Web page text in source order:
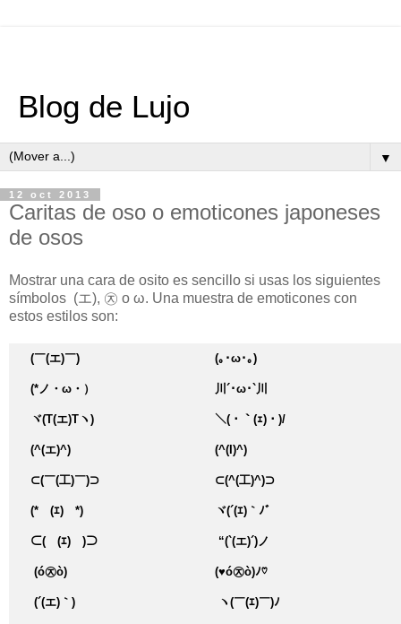
Blog de Lujo
▼
12 oct 2013
Caritas de oso o emoticones japoneses
de osos
Mostrar una cara de osito es sencillo si usas los siguientes
símbolos (エ), ㉨ o ω. Una muestra de emoticones con
estos estilos son:
(￣(エ)￣) (｡･ω･｡)
(*ノ・ω・） 川´･ω･`川
ヾ(T(エ)Tヽ) ＼(・｀(ｪ)・)/
(^(エ)^) (^(I)^)
⊂(￣(工)￣)⊃ ⊂(^(工)^)⊃
(*￣(ｴ)￣*) ヾ(´(ｴ)｀ﾉﾞ
⊂(￣(ｴ)￣)⊃ “(`(エ)´)ノ
(ó㉨ò) (♥ó㉨ò)ﾉ♡
(´(エ)｀) ヽ(￣(ｴ)￣)ﾉ